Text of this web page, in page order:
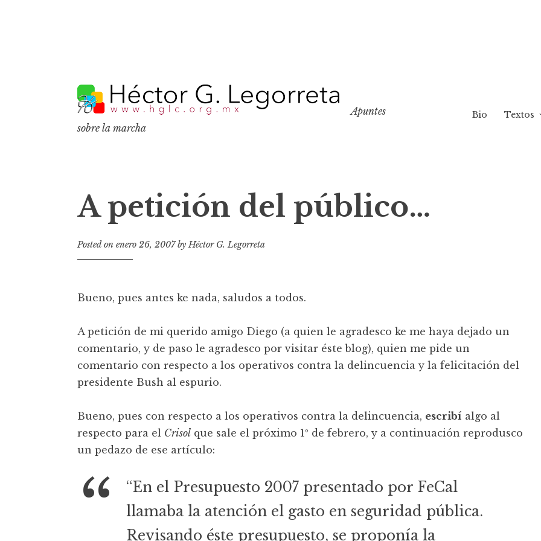
k
i
p
n
e
n
Apuntes
sobre la marcha
Bio Textos
A petición del público…
Posted on enero 26, 2007byHéctor G. Legorreta
Bueno, pues antes ke nada, saludos a todos.
A petición de mi querido amigo Diego (a quien le agradesco ke me haya dejado un
comentario, y de paso le agradesco por visitar éste blog), quien me pide un
comentario con respecto a los operativos contra la delincuencia y la felicitación del
presidente Bush al espurio.
Bueno, pues con respecto a los operativos contra la delincuencia, escribí algo al
respecto para el Crisol que sale el próximo 1º de febrero, y a continuación reprodusco
un pedazo de ese artículo:
“En el Presupuesto 2007 presentado por FeCal
llamaba la atención el gasto en seguridad pública.
Revisando éste presupuesto, se proponía la